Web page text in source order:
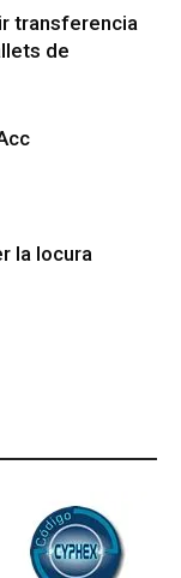
transferencia
de
la locura